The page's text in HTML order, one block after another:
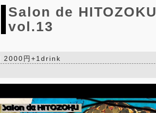
Salon de
vol.13
2000円+1drink